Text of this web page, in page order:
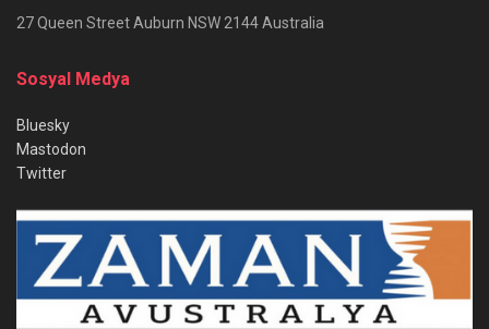
27 Queen Street Auburn NSW 2144 Australia
Sosyal Medya
Bluesky
Mastodon
Twitter